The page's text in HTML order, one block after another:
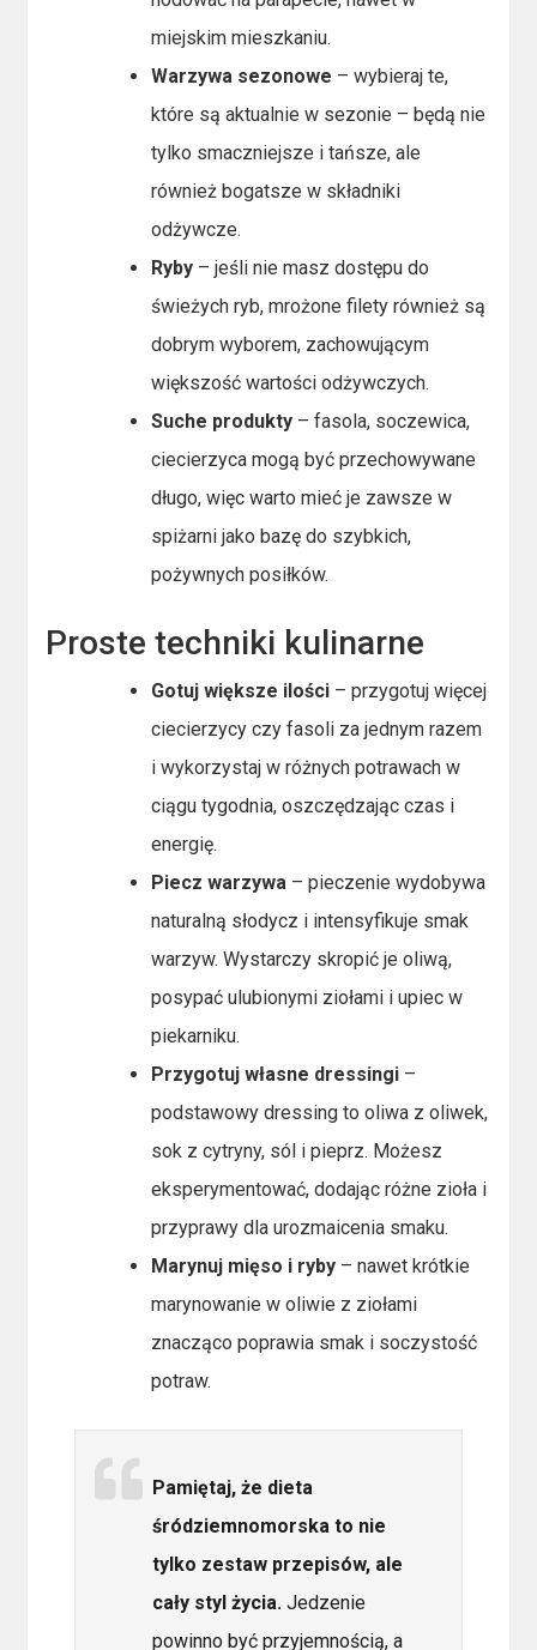
miejskim mieszkaniu.
Warzywa sezonowe – wybieraj te,
które są aktualnie w sezonie – będą nie
tylko smaczniejsze i tańsze, ale
również bogatsze w składniki
odżywcze.
Ryby – jeśli nie masz dostępu do
świeżych ryb, mrożone filety również są
dobrym wyborem, zachowującym
większość wartości odżywczych.
Suche produkty – fasola, soczewica,
ciecierzyca mogą być przechowywane
długo, więc warto mieć je zawsze w
spiżarni jako bazę do szybkich,
pożywnych posiłków.
Proste techniki kulinarne
Gotuj większe ilości – przygotuj więcej
ciecierzycy czy fasoli za jednym razem
i wykorzystaj w różnych potrawach w
ciągu tygodnia, oszczędzając czas i
energię.
Piecz warzywa – pieczenie wydobywa
naturalną słodycz i intensyfikuje smak
warzyw. Wystarczy skropić je oliwą,
posypać ulubionymi ziołami i upiec w
piekarniku.
Przygotuj własne dressingi –
podstawowy dressing to oliwa z oliwek,
sok z cytryny, sól i pieprz. Możesz
eksperymentować, dodając różne zioła i
przyprawy dla urozmaicenia smaku.
Marynuj mięso i ryby – nawet krótkie
marynowanie w oliwie z ziołami
znacząco poprawia smak i soczystość
potraw.
Pamiętaj, że dieta
śródziemnomorska to nie
tylko zestaw przepisów, ale
cały styl życia. Jedzenie
powinno być przyjemnością, a